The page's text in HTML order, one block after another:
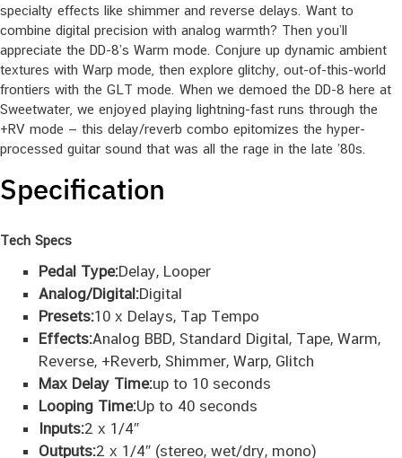
specialty effects like shimmer and reverse delays. Want to
combine digital precision with analog warmth? Then you’ll
appreciate the DD-8’s Warm mode. Conjure up dynamic ambient
textures with Warp mode, then explore glitchy, out-of-this-world
frontiers with the GLT mode. When we demoed the DD-8 here at
Sweetwater, we enjoyed playing lightning-fast runs through the
+RV mode — this delay/reverb combo epitomizes the hyper-
processed guitar sound that was all the rage in the late ’80s.
Specification
Tech Specs
Pedal Type:Delay, Looper
Analog/Digital:Digital
Presets:10 x Delays, Tap Tempo
Effects:Analog BBD, Standard Digital, Tape, Warm,
Reverse, +Reverb, Shimmer, Warp, Glitch
Max Delay Time:up to 10 seconds
Looping Time:Up to 40 seconds
Inputs:2 x 1/4″
Outputs:2 x 1/4″ (stereo, wet/dry, mono)